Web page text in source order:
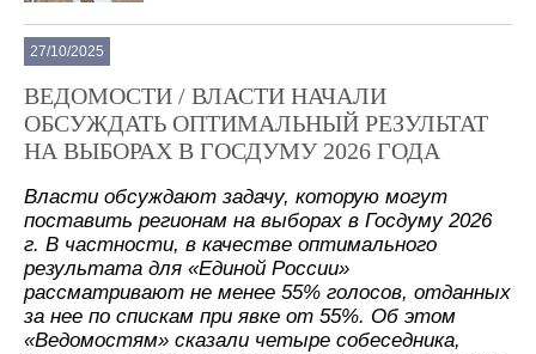
27/10/2025
ВЕДОМОСТИ / ВЛАСТИ НАЧАЛИ
ОБСУЖДАТЬ ОПТИМАЛЬНЫЙ РЕЗУЛЬТАТ
НА ВЫБОРАХ В ГОСДУМУ 2026 ГОДА
Власти обсуждают задачу, которую могут
поставить регионам на выборах в Госдуму 2026
г. В частности, в качестве оптимального
результата для «Единой России»
рассматривают не менее 55% голосов, отданных
за нее по спискам при явке от 55%. Об этом
«Ведомостям» сказали четыре собеседника,